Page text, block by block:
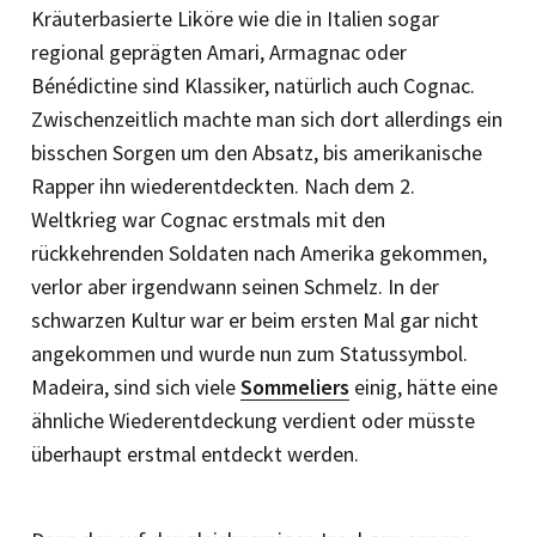
Kräuterbasierte Liköre wie die in Italien sogar
regional geprägten Amari, Armagnac oder
Bénédictine sind Klassiker, natürlich auch Cognac.
Zwischenzeitlich machte man sich dort allerdings ein
bisschen Sorgen um den Absatz, bis amerikanische
Rapper ihn wiederentdeckten. Nach dem 2.
Weltkrieg war Cognac erstmals mit den
rückkehrenden Soldaten nach Amerika gekommen,
verlor aber irgendwann seinen Schmelz. In der
schwarzen Kultur war er beim ersten Mal gar nicht
angekommen und wurde nun zum Statussymbol.
Madeira, sind sich vieleSommeliers einig, hätte eine
ähnliche Wiederentdeckung verdient oder müsste
überhaupt erstmal entdeckt werden.